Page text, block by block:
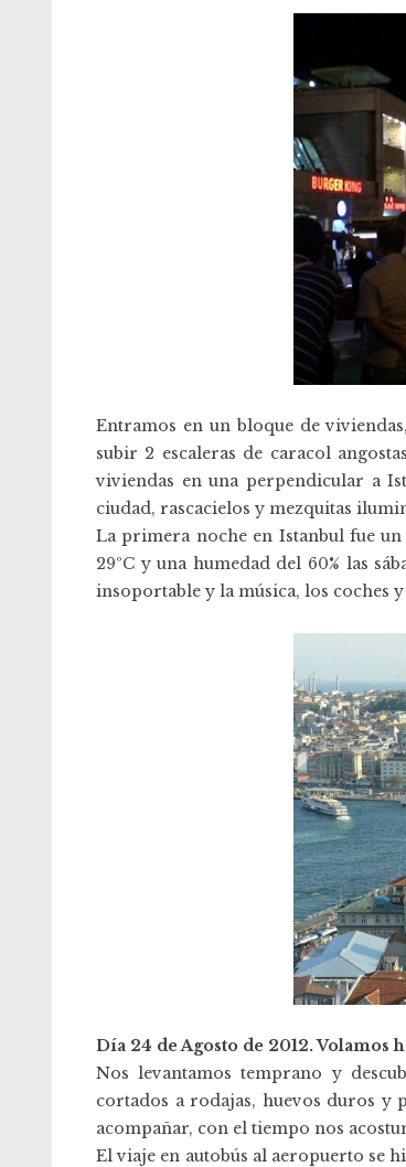
Entramos en un bloque de
subir 2 escaleras de caracol
viviendas en una perpendicular a
ciudad, rascacielos y mezquitas
La primera noche en Istanbul fue
29ºC y una humedad del 60% las
insoportable y la música, los coches
Día 24 de Agosto de 2012. Volamos
Nos levantamos temprano y
cortados a rodajas, huevos duros y
acompañar, con el tiempo nos
El viaje en autobús al aeropuerto se